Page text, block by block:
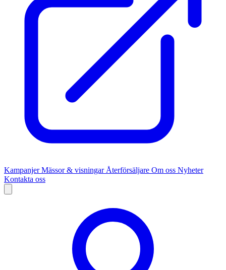
KampanjerMässor & visningar Återförsäljare Om oss Nyheter
Kontakta oss